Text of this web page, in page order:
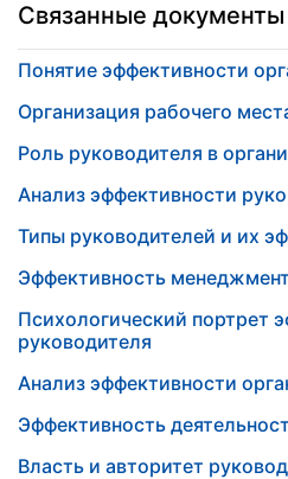
Связанные документы
Понятие эффективности
Организация рабочего
Роль руководителя в
Анализ эффективности
Типы руководителей и их
Эффективность
Психологический портрет
руководителя
Анализ эффективности
Эффективность
Власть и авторитет